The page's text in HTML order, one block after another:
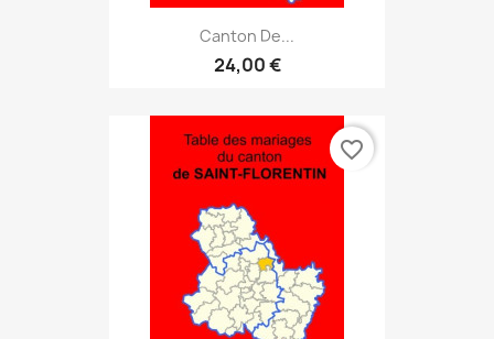
Canton De...
24,00 €
favorite_border